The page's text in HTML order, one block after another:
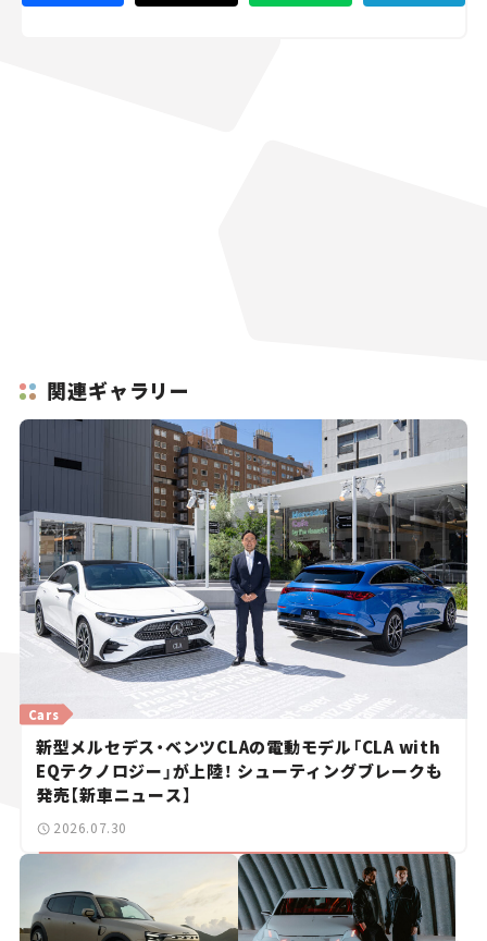
関連ギャラリー
Cars
新型メルセデス・ベンツCLAの電動モデル「CLA with
EQテクノロジー」が上陸！ シューティングブレークも
発売【新車ニュース】
2026.07.30